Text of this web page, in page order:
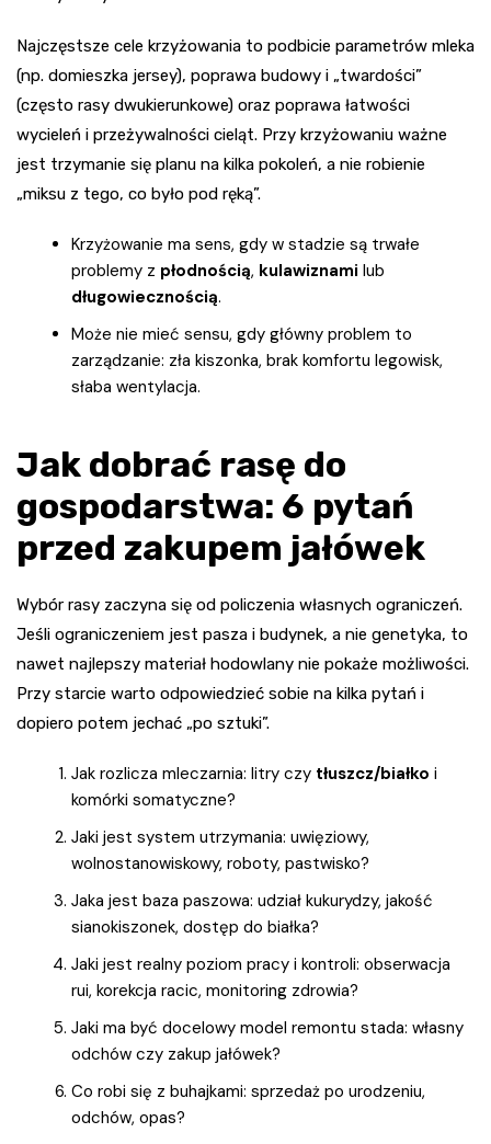
Najczęstsze cele krzyżowania to podbicie parametrów mleka
(np. domieszka jersey), poprawa budowy i „twardości”
(często rasy dwukierunkowe) oraz poprawa łatwości
wycieleń i przeżywalności cieląt. Przy krzyżowaniu ważne
jest trzymanie się planu na kilka pokoleń, a nie robienie
„miksu z tego, co było pod ręką”.
Krzyżowanie ma sens, gdy w stadzie są trwałe
problemy z płodnością, kulawiznami lub
długowiecznością.
Może nie mieć sensu, gdy główny problem to
zarządzanie: zła kiszonka, brak komfortu legowisk,
słaba wentylacja.
Jak dobrać rasę do
gospodarstwa: 6 pytań
przed zakupem jałówek
Wybór rasy zaczyna się od policzenia własnych ograniczeń.
Jeśli ograniczeniem jest pasza i budynek, a nie genetyka, to
nawet najlepszy materiał hodowlany nie pokaże możliwości.
Przy starcie warto odpowiedzieć sobie na kilka pytań i
dopiero potem jechać „po sztuki”.
Jak rozlicza mleczarnia: litry czy tłuszcz/białko i
komórki somatyczne?
Jaki jest system utrzymania: uwięziowy,
wolnostanowiskowy, roboty, pastwisko?
Jaka jest baza paszowa: udział kukurydzy, jakość
sianokiszonek, dostęp do białka?
Jaki jest realny poziom pracy i kontroli: obserwacja
rui, korekcja racic, monitoring zdrowia?
Jaki ma być docelowy model remontu stada: własny
odchów czy zakup jałówek?
Co robi się z buhajkami: sprzedaż po urodzeniu,
odchów, opas?